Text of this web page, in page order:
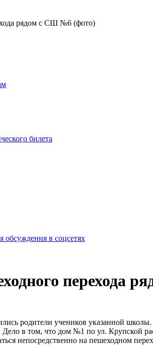
рядом с СШ №6 (фото)
билета
обсуждения в соцсетях
перехода
родители учеников указанной
в том, что дом №1 по ул. Крупской
непосредственно на пешеходном